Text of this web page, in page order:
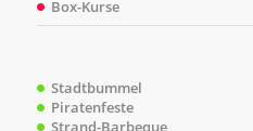
Box-Kurse
Stadtbummel
Piratenfeste
Strand-Barbeque